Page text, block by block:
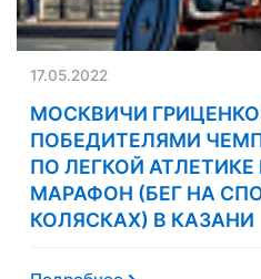
17.05.2022
МОСКВИЧИ
ПОБЕДИТЕЛЯМИ
ПО ЛЕГКОЙ
МАРАФОН (БЕГ НА
КОЛЯСКАХ) В КАЗАНИ